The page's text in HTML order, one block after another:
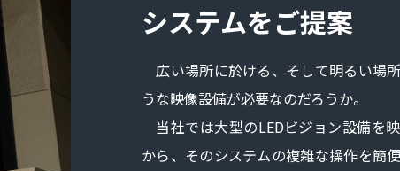
システムをご提案
広い場所に於ける、そして明るい場
うな映像設備が必要なのだろうか。
当社では大型のLEDビジョン設備を
から、そのシステムの複雑な操作を簡